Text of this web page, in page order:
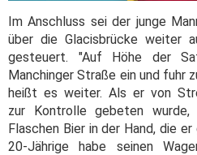
Im Anschluss sei der junge
über die Glacisbrücke weiter
gesteuert. "Auf Höhe der
Manchinger Straße ein und fuhr
heißt es weiter. Als er von
zur Kontrolle gebeten
Flaschen Bier in der Hand, die
20-Jährige habe seinen